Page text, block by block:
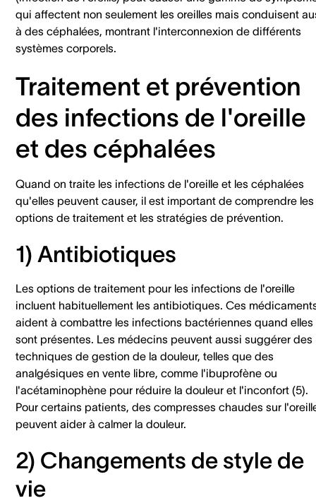
qui affectent non seulement les oreilles mais conduisent
à des céphalées, montrant l'interconnexion de différents
systèmes corporels.
Traitement et prévention
des infections de l'oreille
et des céphalées
Quand on traite les infections de l'oreille et les céphalées
qu'elles peuvent causer, il est important de comprendre les
options de traitement et les stratégies de prévention.
1) Antibiotiques
Les options de traitement pour les infections de l'oreille
incluent habituellement les antibiotiques. Ces
aident à combattre les infections bactériennes quand elles
sont présentes. Les médecins peuvent aussi suggérer des
techniques de gestion de la douleur, telles que des
analgésiques en vente libre, comme l'ibuprofène ou
l'acétaminophène pour réduire la douleur et l'inconfort (5).
Pour certains patients, des compresses chaudes sur
peuvent aider à calmer la douleur.
2) Changements de style de
vie